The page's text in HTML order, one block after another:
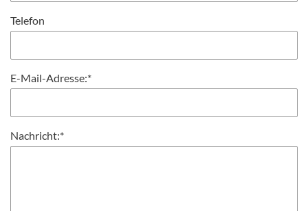
Telefon
E-Mail-Adresse:*
Nachricht:*